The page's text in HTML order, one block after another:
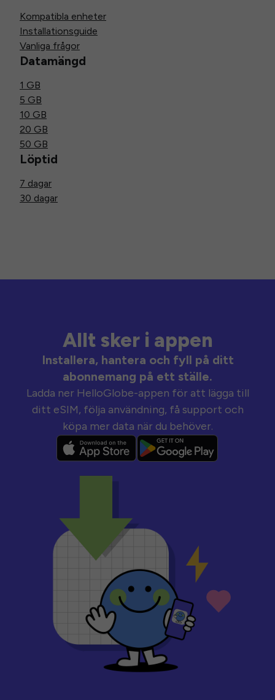
Kompatibla enheter
Installationsguide
Vanliga frågor
Datamängd
1 GB
5 GB
10 GB
20 GB
50 GB
Löptid
7 dagar
30 dagar
Allt sker i appen
Installera, hantera och fyll på ditt
abonnemang på ett ställe.
Ladda ner HelloGlobe-appen för att lägga till
ditt eSIM, följa användning, få support och
köpa mer data när du behöver.